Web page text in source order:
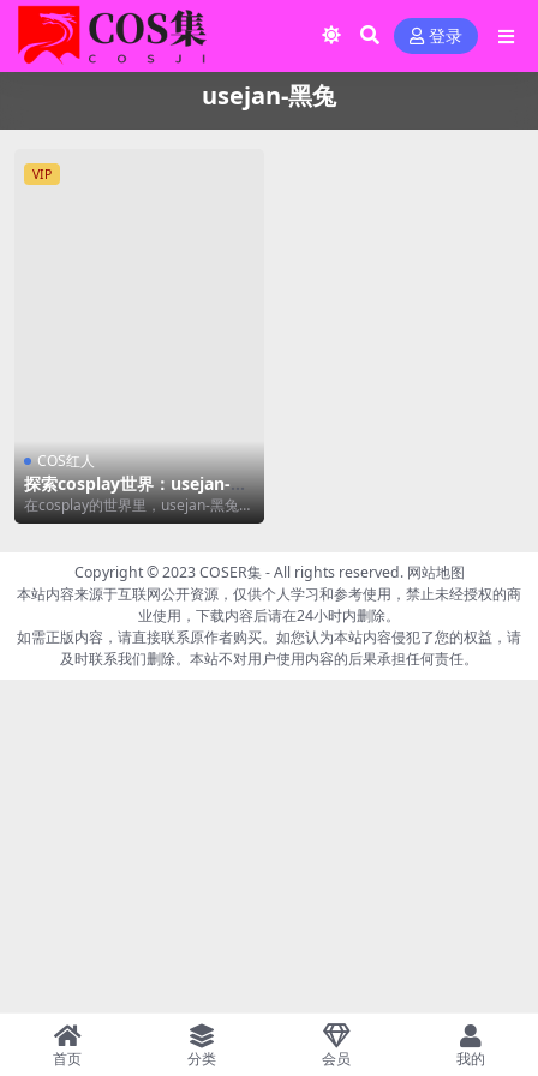
登录
usejan-黑兔
VIP
COS红人
探索cosplay世界：usejan-黑
兔的奇幻之旅[33P/89MB]
在cosplay的世界里，usejan-黑兔以
其独特的风格和精湛的技艺，成为了
Copyright © 2023COSER集- All rights reserved. 网站地图
本站内容来源于互联网公开资源，仅供个人学习和参考使用，禁止未经授权的商
业使用，下载内容后请在24小时内删除。
如需正版内容，请直接联系原作者购买。如您认为本站内容侵犯了您的权益，请
及时联系我们删除。本站不对用户使用内容的后果承担任何责任。
首页 分类 会员 我的